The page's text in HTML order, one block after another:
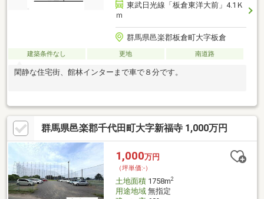
東武日光線「板倉東洋大前」4.1Ｋ
ｍ
群馬県邑楽郡板倉町大字板倉
建築条件なし 更地 南道路
閑静な住宅街、館林インターまで車で８分です。
群馬県邑楽郡千代田町大字新福寺 1,000万円
1,000万円
（坪単価:-）
土地面積1758m2
用途地域無指定